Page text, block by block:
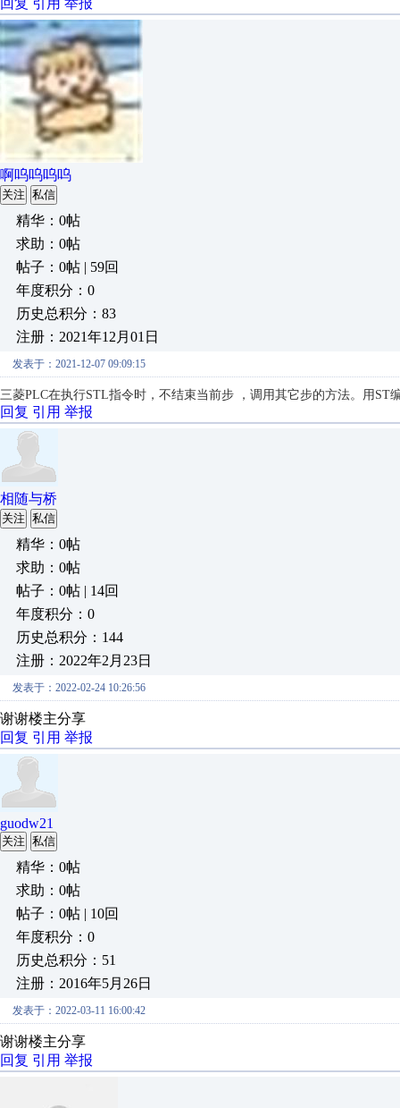
啊呜呜呜呜
关注 私信
精华：0帖
求助：0帖
帖子：0帖 | 59回
年度积分：0
历史总积分：83
注册：2021年12月01日
发表于：2021-12-07 09:09:15
三菱PLC在执行STL指令时，不结束当前步 ，调用其它步的方法。用ST
回复 引用 举报
相随与桥
关注 私信
精华：0帖
求助：0帖
帖子：0帖 | 14回
年度积分：0
历史总积分：144
注册：2022年2月23日
发表于：2022-02-24 10:26:56
谢谢楼主分享
回复 引用 举报
guodw21
关注 私信
精华：0帖
求助：0帖
帖子：0帖 | 10回
年度积分：0
历史总积分：51
注册：2016年5月26日
发表于：2022-03-11 16:00:42
谢谢楼主分享
回复 引用 举报